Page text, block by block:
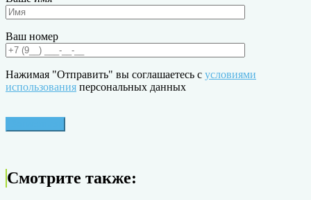
Ваш номер
Нажимая "Отправить" вы соглашаетесь с условиями
использования персональных данных
Смотрите также: